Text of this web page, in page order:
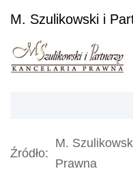
M. Szulikowski i
Źródło:
M.
Prawna